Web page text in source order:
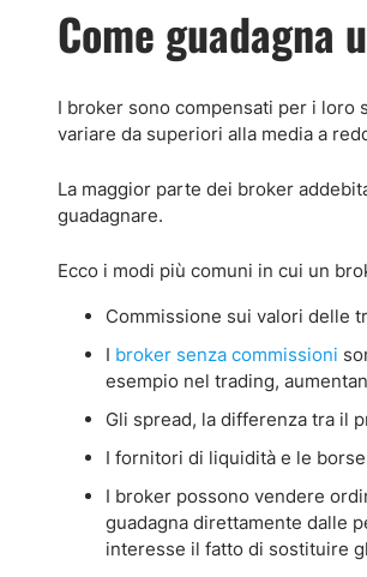
Come guadagna
I broker sono compensati per i loro
variare da superiori alla media a
La maggior parte dei broker
guadagnare.
Ecco i modi più comuni in cui un
Commissione sui valori delle
I broker senza commissioni
esempio nel trading,
Gli spread, la differenza tra il
I fornitori di liquidità e le
I broker possono vendere
guadagna direttamente dalle
interesse il fatto di sostituire